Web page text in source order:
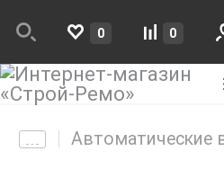
0 0
Автоматические